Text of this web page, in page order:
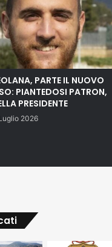
PARTE IL NUOVO
PIANTEDOSI PATRON,
PRESIDENTE
2026